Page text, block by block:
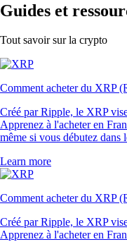
Guides et
Tout savoir sur la crypto
Comment acheter du XRP
Créé par Ripple, le XRP
Apprenez à l'acheter en
même si vous débutez dans
Learn more
Comment acheter du XRP
Créé par Ripple, le XRP
Apprenez à l'acheter en